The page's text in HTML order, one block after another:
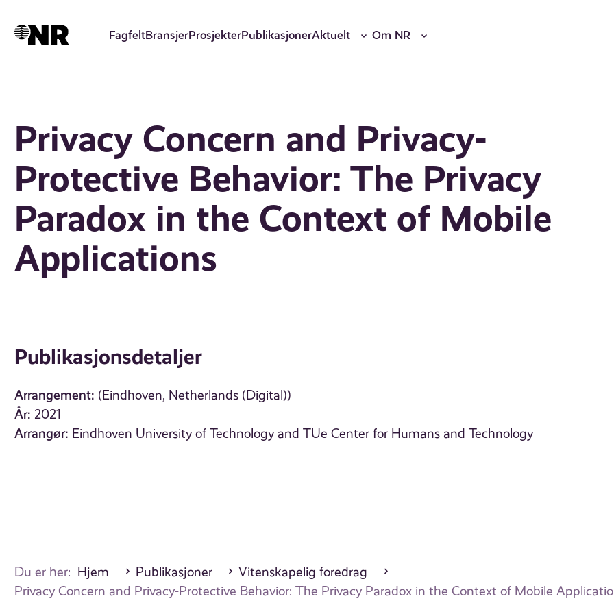
hovedinnhold
FagfeltBransjerProsjekterPublikasjonerAktuelt Om NR
Privacy Concern and Privacy-
Protective Behavior: The Privacy
Paradox in the Context of Mobile
Applications
Publikasjonsdetaljer
Arrangement: (Eindhoven, Netherlands (Digital))
År: 2021
Arrangør: Eindhoven University of Technology and TUe Center for Humans and Technology
Du er her: Hjem Publikasjoner
Vitenskapelig foredrag
Privacy Concern and Privacy-Protective Behavior: The Privacy Paradox in the Context of Mobile